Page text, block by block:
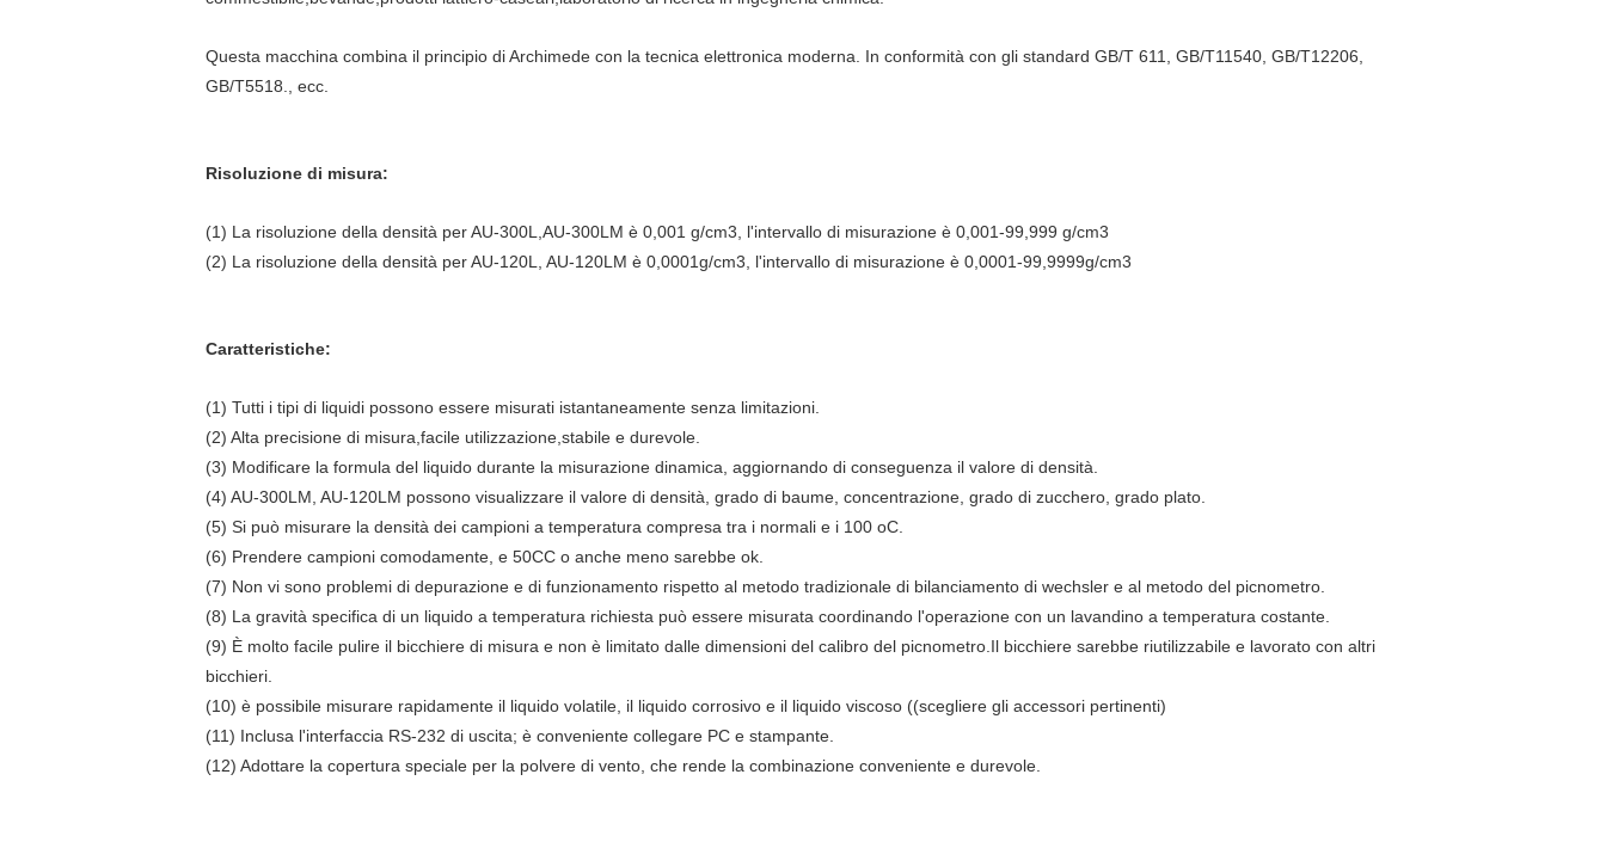
Questa macchina combina il principio di Archimede con la tecnica elettronica moderna. In conformità con gli standard GB/T 611, GB/T11540, GB/T12206,
GB/T5518., ecc.
Risoluzione di misura:
(1) La risoluzione della densità per AU-300L,AU-300LM è 0,001 g/cm3, l'intervallo di misurazione è 0,001-99,999 g/cm3
(2) La risoluzione della densità per AU-120L, AU-120LM è 0,0001g/cm3, l'intervallo di misurazione è 0,0001-99,9999g/cm3
Caratteristiche:
(1) Tutti i tipi di liquidi possono essere misurati istantaneamente senza limitazioni.
(2) Alta precisione di misura,facile utilizzazione,stabile e durevole.
(3) Modificare la formula del liquido durante la misurazione dinamica, aggiornando di conseguenza il valore di densità.
(4) AU-300LM, AU-120LM possono visualizzare il valore di densità, grado di baume, concentrazione, grado di zucchero, grado plato.
(5) Si può misurare la densità dei campioni a temperatura compresa tra i normali e i 100 oC.
(6) Prendere campioni comodamente, e 50CC o anche meno sarebbe ok.
(7) Non vi sono problemi di depurazione e di funzionamento rispetto al metodo tradizionale di bilanciamento di wechsler e al metodo del picnometro.
(8) La gravità specifica di un liquido a temperatura richiesta può essere misurata coordinando l'operazione con un lavandino a temperatura costante.
(9) È molto facile pulire il bicchiere di misura e non è limitato dalle dimensioni del calibro del picnometro.Il bicchiere sarebbe riutilizzabile e lavorato con altri
bicchieri.
(10) è possibile misurare rapidamente il liquido volatile, il liquido corrosivo e il liquido viscoso ((scegliere gli accessori pertinenti)
(11) Inclusa l'interfaccia RS-232 di uscita; è conveniente collegare PC e stampante.
(12) Adottare la copertura speciale per la polvere di vento, che rende la combinazione conveniente e durevole.